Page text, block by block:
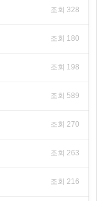
조회 328
조회 180
조회 198
조회 589
조회 270
조회 263
조회 216